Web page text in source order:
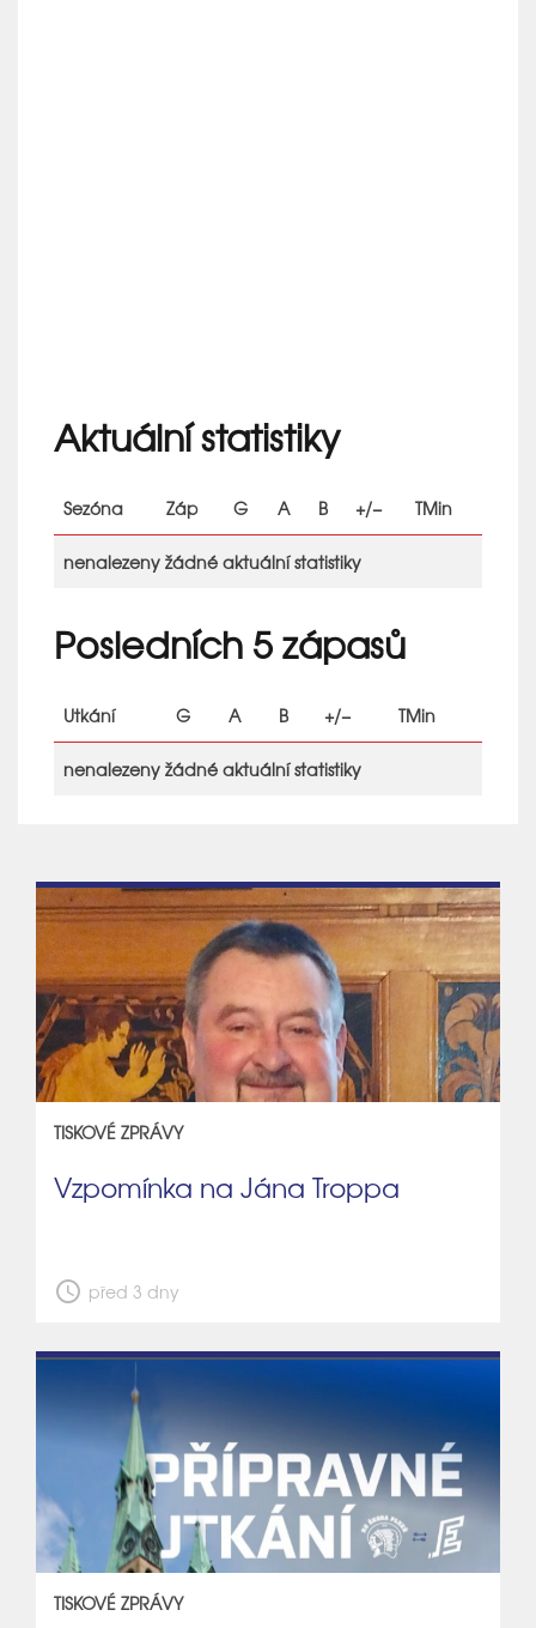
Aktuální statistiky
Sezóna Záp G A B +/− TMin
nenalezeny žádné aktuální statistiky
Posledních 5 zápasů
Utkání G A B +/− TMin
nenalezeny žádné aktuální statistiky
TISKOVÉ ZPRÁVY
Vzpomínka na Jána Troppa
schedule před 3 dny
TISKOVÉ ZPRÁVY